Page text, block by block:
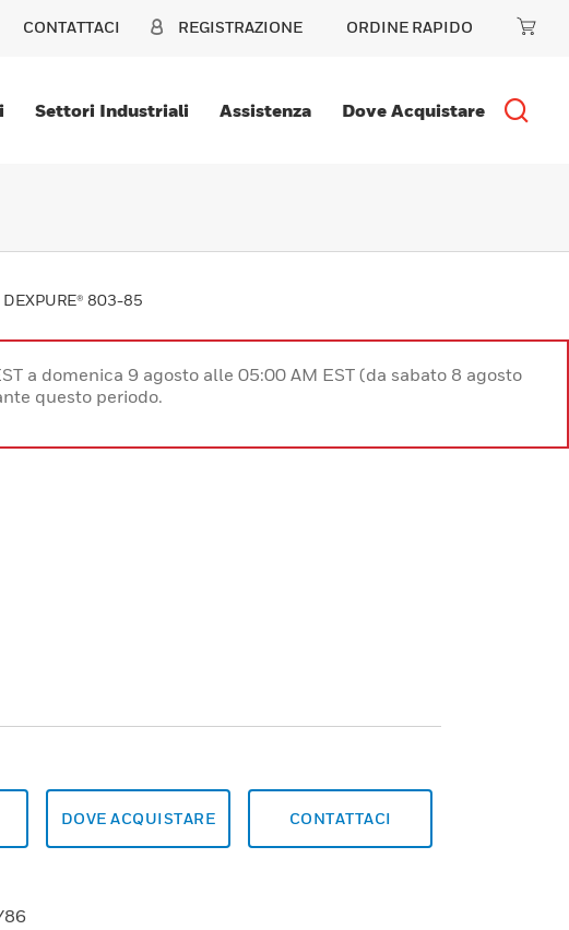
CONTATTACI REGISTRAZIONE ORDINE RAPIDO
Settori Industriali Assistenza Dove Acquistare
DEXPURE® 803-85
a domenica 9 agosto alle 05:00 AM EST (da sabato 8 agosto
questo periodo.
DOVE ACQUISTARE CONTATTACI
86